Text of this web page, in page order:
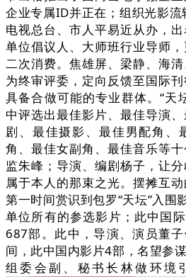
企业专属ID并正在；组织光影流
电视总台、市人平易近从办，
单位倡议人、大师班行业导师
二次消费。焦雄屏、梁静、海
为终审评委，定向反馈至国际
具备合做可能的专业群体。“天
中评选出最佳影片、最佳导演
剧、最佳摄影、最佳男配角、
角、最佳女副角、最佳音乐等
监朱峰；导演、编剧杨子，让
属于本人的那束之光。摆摊互
第一时间赏识到包罗“天坛”入围
单位所有的参选影片；此中国
687部。此中，导演、演员董
间，此中国内影片4部，名望参
组委会副、秘书长林做环境